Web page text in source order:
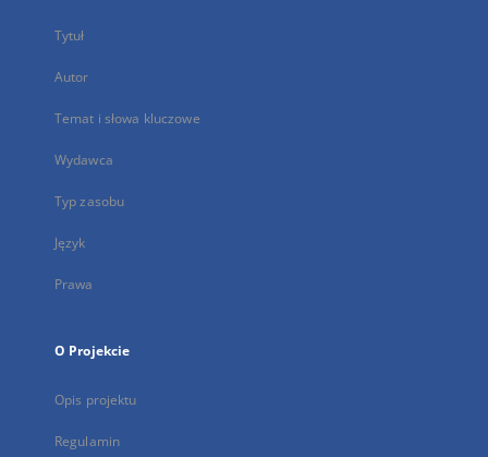
Tytuł
Autor
Temat i słowa kluczowe
Wydawca
Typ zasobu
Język
Prawa
O Projekcie
Opis projektu
Regulamin